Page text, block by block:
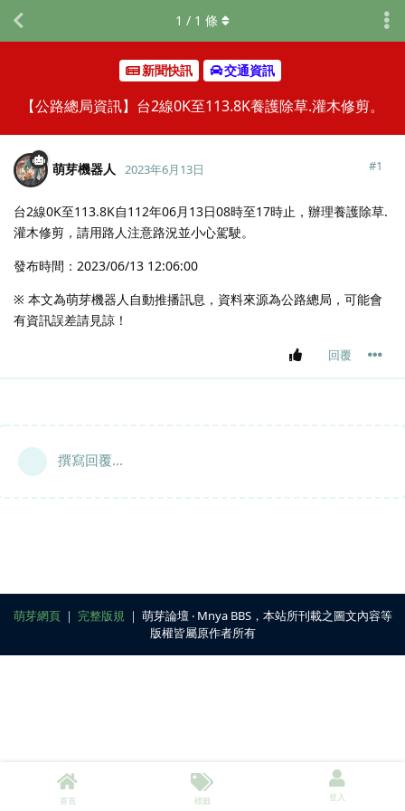
新聞快訊 交通資訊
【公路總局資訊】台2線0K至113.8K養護除草.灌木修剪。
1 / 1 條
萌芽機器人 2023年6月13日 #1
台2線0K至113.8K自112年06月13日08時至17時止，辦理養護除草.
灌木修剪，請用路人注意路況並小心駕駛。
發布時間：2023/06/13 12:06:00
※ 本文為萌芽機器人自動推播訊息，資料來源為公路總局，可能會
有資訊誤差請見諒！
回覆
撰寫回覆...
萌芽網頁｜ 完整版規 ｜ 萌芽論壇 ‧ Mnya BBS，本站所刊載之圖文內容等
版權皆屬原作者所有
首頁 標籤 登入